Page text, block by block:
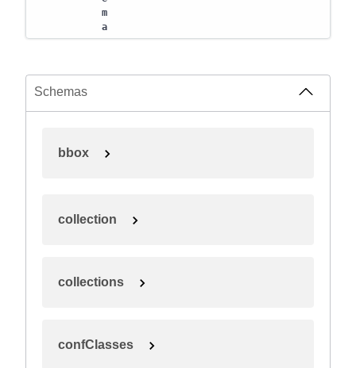
m
a
Schemas
bbox
collection
collections
confClasses